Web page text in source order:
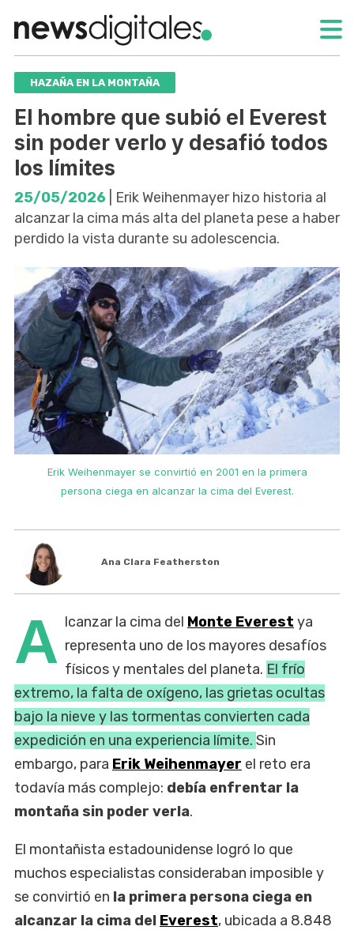
HAZAÑA EN LA MONTAÑA
El hombre que subió el Everest
sin poder verlo y desafió todos
los límites
25/05/2026 | Erik Weihenmayer hizo historia al
alcanzar la cima más alta del planeta pese a haber
perdido la vista durante su adolescencia.
Erik Weihenmayer se convirtió en 2001 en la primera
persona ciega en alcanzar la cima del Everest.
Ana Clara Featherston
A lcanzar la cima del Monte Everest ya
representa uno de los mayores desafíos
físicos y mentales del planeta. El frío
extremo, la falta de oxígeno, las grietas ocultas
bajo la nieve y las tormentas convierten cada
expedición en una experiencia límite. Sin
embargo, para Erik Weihenmayer el reto era
todavía más complejo: debía enfrentar la
montaña sin poder verla.
El montañista estadounidense logró lo que
muchos especialistas consideraban imposible y
se convirtió en la primera persona ciega en
alcanzar la cima del Everest, ubicada a 8.848